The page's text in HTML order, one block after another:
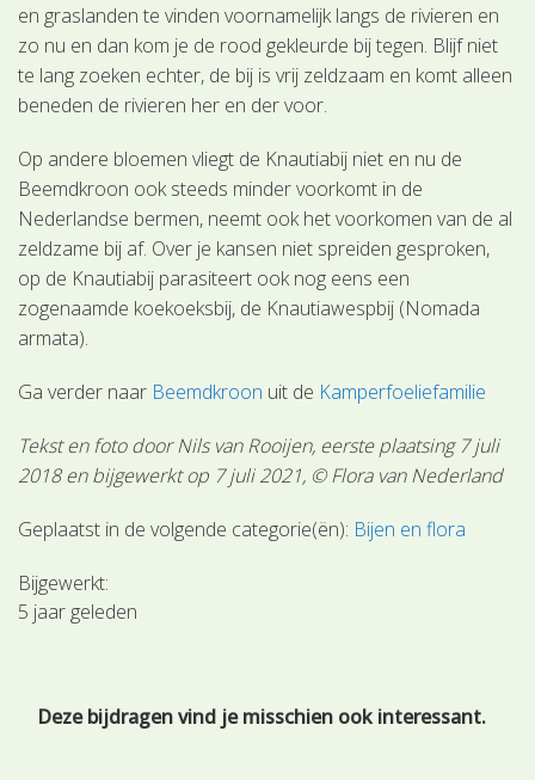
en graslanden te vinden voornamelijk langs de rivieren en
zo nu en dan kom je de rood gekleurde bij tegen. Blijf niet
te lang zoeken echter, de bij is vrij zeldzaam en komt alleen
beneden de rivieren her en der voor.
Op andere bloemen vliegt de Knautiabij niet en nu de
Beemdkroon ook steeds minder voorkomt in de
Nederlandse bermen, neemt ook het voorkomen van de al
zeldzame bij af. Over je kansen niet spreiden gesproken,
op de Knautiabij parasiteert ook nog eens een
zogenaamde koekoeksbij, de Knautiawespbij (Nomada
armata).
Ga verder naar Beemdkroon uit de Kamperfoeliefamilie
Tekst en foto door Nils van Rooijen, eerste plaatsing 7 juli
2018 en bijgewerkt op 7 juli 2021, © Flora van Nederland
Geplaatst in de volgende categorie(ën): Bijen en flora
Bijgewerkt:
5 jaar geleden
Deze bijdragen vind je misschien ook interessant.